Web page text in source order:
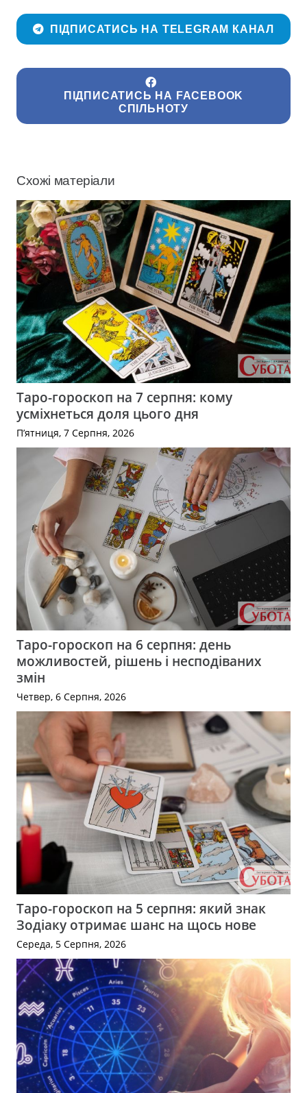
ПІДПИСАТИСЬ НА TELEGRAM КАНАЛ
ПІДПИСАТИСЬ НА FACEBOOK
СПІЛЬНОТУ
Схожі матеріали
Таро-гороскоп на 7 серпня: кому
усміхнеться доля цього дня
П’ятниця, 7 Серпня, 2026
Таро-гороскоп на 6 серпня: день
можливостей, рішень і несподіваних
змін
Четвер, 6 Серпня, 2026
Таро-гороскоп на 5 серпня: який знак
Зодіаку отримає шанс на щось нове
Середа, 5 Серпня, 2026